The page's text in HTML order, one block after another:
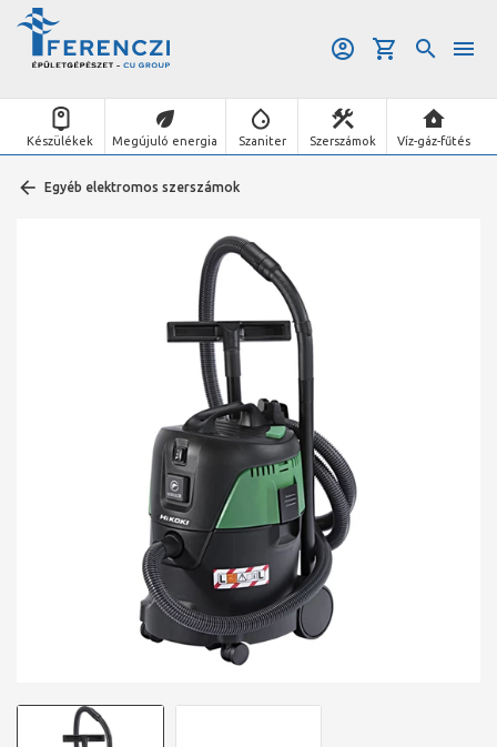
Készülékek Megújuló energia Szaniter Szerszámok Víz-gáz-fűtés
Egyéb elektromos szerszámok